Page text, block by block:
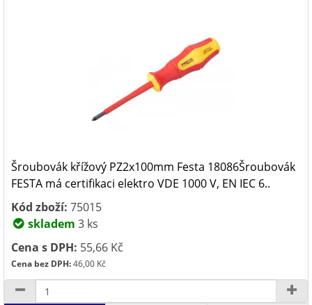
Šroubovák křížový PZ2x100mm Festa 18086Šroubovák
FESTA má certifikaci elektro VDE 1000 V, EN IEC 6..
Kód zboží: 75015
skladem 3 ks
Cena s DPH: 55,66 Kč
Cena bez DPH:46,00 Kč